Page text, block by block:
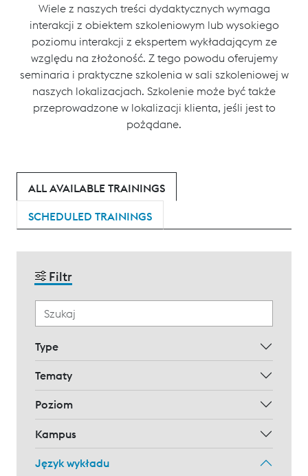
Wiele z naszych treści dydaktycznych wymaga
interakcji z obiektem szkoleniowym lub wysokiego
poziomu interakcji z ekspertem wykładającym ze
względu na złożoność. Z tego powodu oferujemy
seminaria i praktyczne szkolenia w sali szkoleniowej w
naszych lokalizacjach. Szkolenie może być także
przeprowadzone w lokalizacji klienta, jeśli jest to
pożądane.
ALL AVAILABLE TRAININGS
SCHEDULED TRAININGS
Filtr
Type
Tematy
Poziom
Kampus
Język wykładu